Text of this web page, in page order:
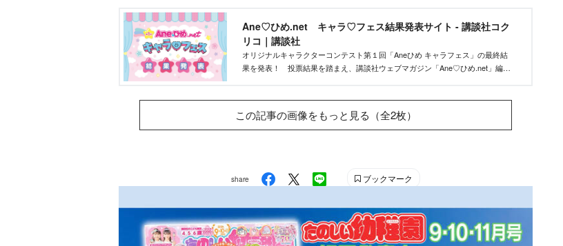
Ane♡ひめ.net キャラ♡フェス結果発表サイト - 講談社コク
リコ｜講談社
オリジナルキャラクターコンテスト第１回「Aneひめ キャラフェス」の最終結
果を発表！ 投票結果を踏まえ、講談社ウェブマガジン「Ane♡ひめ.net」編集
この記事の画像をもっと見る（全2枚）
share ブックマーク